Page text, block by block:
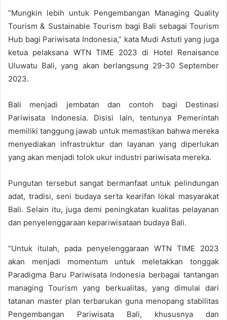
“Mungkin lebih untuk Pengembangan Managing Quality
Tourism & Sustainable Tourism bagi Bali sebagai Tourism
Hub bagi Pariwisata Indonesia,” kata Mudi Astuti yang juga
ketua pelaksana WTN TIME 2023 di Hotel Renaisance
Uluwatu Bali, yang akan berlangsung 29-30 September
2023.
Bali menjadi jembatan dan contoh bagi Destinasi
Pariwisata Indonesia. Disisi lain, tentunya Pemerintah
memiliki tanggung jawab untuk memastikan bahwa mereka
menyediakan infrastruktur dan layanan yang diperlukan
yang akan menjadi tolok ukur industri pariwisata mereka.
Pungutan tersebut sangat bermanfaat untuk pelindungan
adat, tradisi, seni budaya serta kearifan lokal masyarakat
Bali. Selain itu, juga demi peningkatan kualitas pelayanan
dan penyelenggaraan kepariwisataan budaya Bali.
“Untuk itulah, pada penyelenggaraan WTN TIME 2023
akan menjadi momentum untuk meletakkan tonggak
Paradigma Baru Pariwisata Indonesia berbagai tantangan
managing Tourism yang berkualitas, yang dimulai dari
tatanan master plan terbarukan guna menopang stabilitas
Pengembangan Pariwisata Bali, khususnya dan